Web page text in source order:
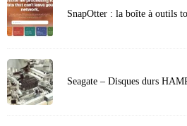
SnapOtter : la boîte à outils
Seagate – Disques durs